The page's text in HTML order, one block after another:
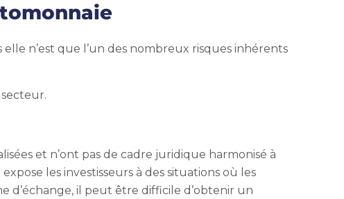
n’est que l’un des nombreux risques inhérents
et n’ont pas de cadre juridique harmonisé à
les investisseurs à des situations où les
d’échange, il peut être difficile d’obtenir un